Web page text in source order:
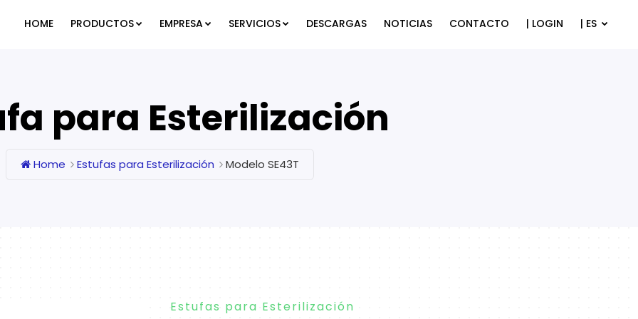
HOME PRODUCTOS EMPRESA SERVICIOS DESCARGAS NOTICIAS CONTACTO | LOGIN | ES
para Esterilización
Home Estufas para Esterilización Modelo SE43T
Estufas para Esterilización